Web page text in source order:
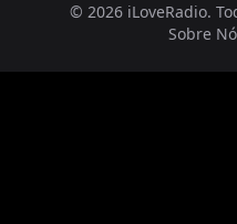
© 2026 iLoveRadio.
Sobre